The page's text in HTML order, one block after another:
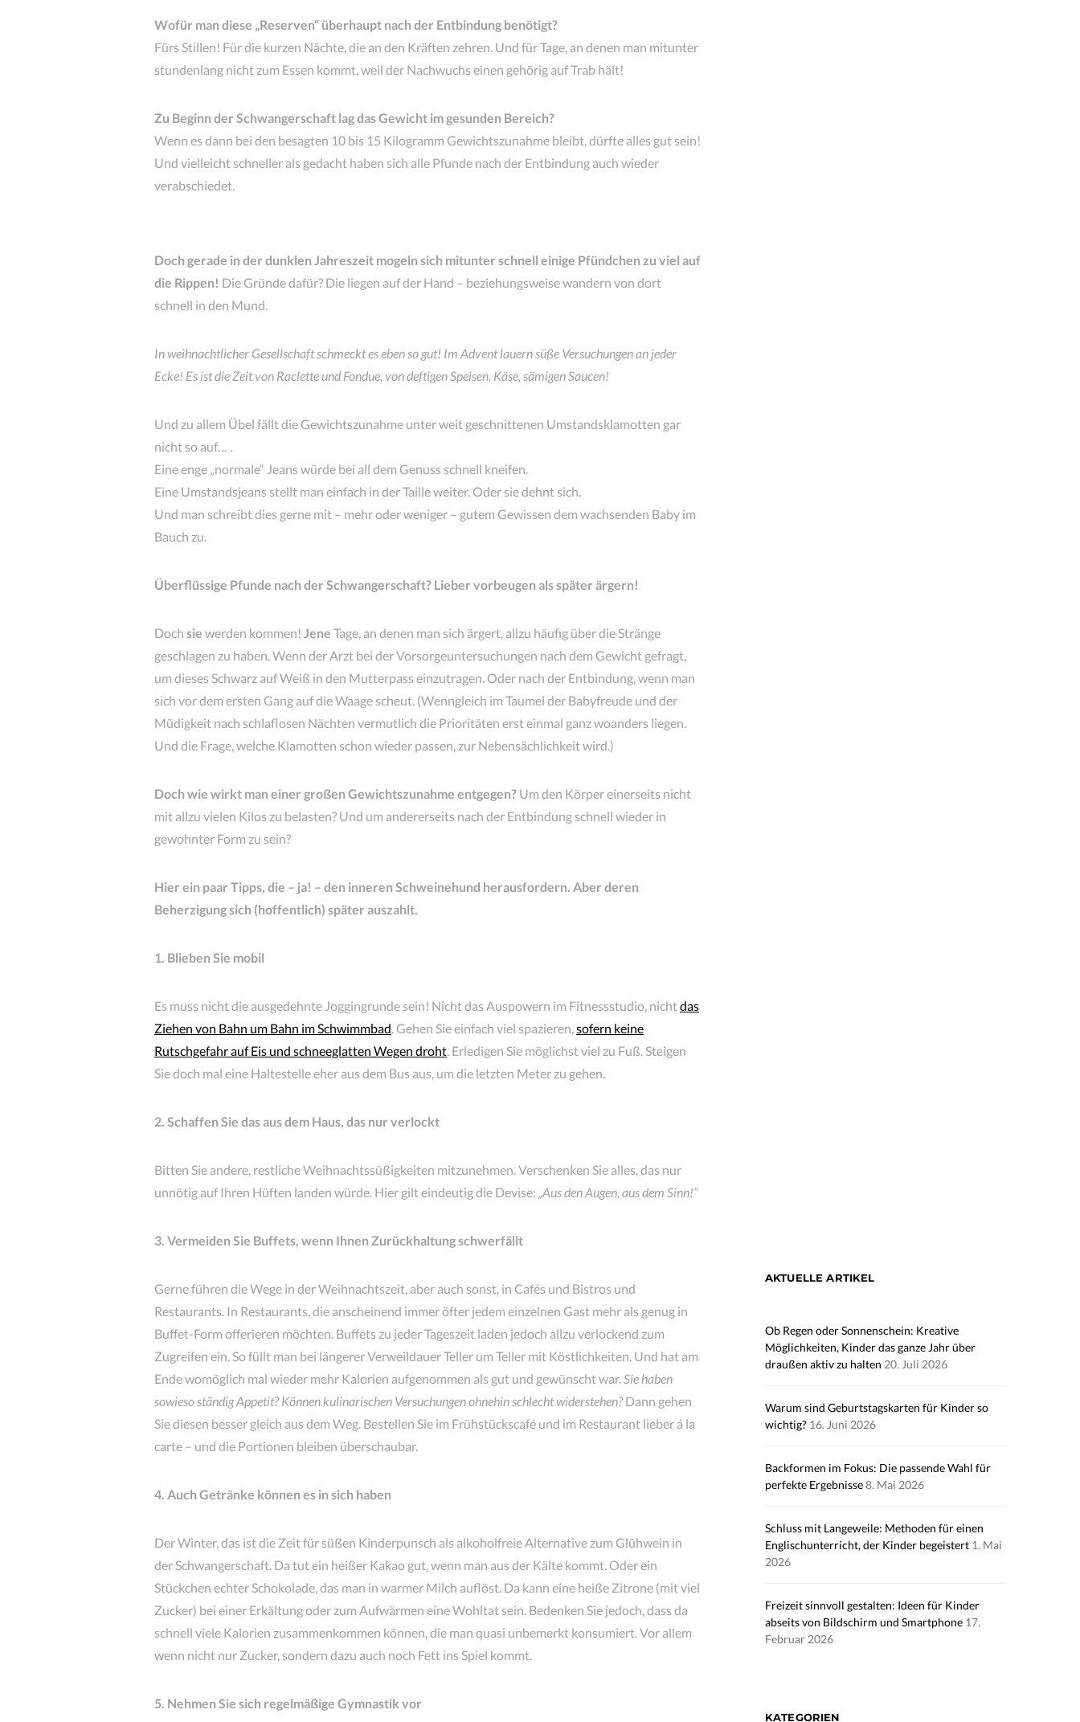
Wofür man diese „Reserven“ überhaupt nach der Entbindung benötigt?
Fürs Stillen! Für die kurzen Nächte, die an den Kräften zehren. Und für Tage, an denen man mitunter
stundenlang nicht zum Essen kommt, weil der Nachwuchs einen gehörig auf Trab hält!
Zu Beginn der Schwangerschaft lag das Gewicht im gesunden Bereich?
Wenn es dann bei den besagten 10 bis 15 Kilogramm Gewichtszunahme bleibt, dürfte alles gut sein!
Und vielleicht schneller als gedacht haben sich alle Pfunde nach der Entbindung auch wieder
verabschiedet.
Doch gerade in der dunklen Jahreszeit mogeln sich mitunter schnell einige Pfündchen zu viel auf
die Rippen! Die Gründe dafür? Die liegen auf der Hand – beziehungsweise wandern von dort
schnell in den Mund.
In weihnachtlicher Gesellschaft schmeckt es eben so gut! Im Advent lauern süße Versuchungen an jeder
Ecke! Es ist die Zeit von Raclette und Fondue, von deftigen Speisen, Käse, sämigen Saucen!
Und zu allem Übel fällt die Gewichtszunahme unter weit geschnittenen Umstandsklamotten gar
nicht so auf… .
Eine enge „normale“ Jeans würde bei all dem Genuss schnell kneifen.
Eine Umstandsjeans stellt man einfach in der Taille weiter. Oder sie dehnt sich.
Und man schreibt dies gerne mit – mehr oder weniger – gutem Gewissen dem wachsenden Baby im
Bauch zu.
Überflüssige Pfunde nach der Schwangerschaft? Lieber vorbeugen als später ärgern!
Doch sie werden kommen! Jene Tage, an denen man sich ärgert, allzu häufig über die Stränge
geschlagen zu haben. Wenn der Arzt bei der Vorsorgeuntersuchungen nach dem Gewicht gefragt,
um dieses Schwarz auf Weiß in den Mutterpass einzutragen. Oder nach der Entbindung, wenn man
sich vor dem ersten Gang auf die Waage scheut. (Wenngleich im Taumel der Babyfreude und der
Müdigkeit nach schlaflosen Nächten vermutlich die Prioritäten erst einmal ganz woanders liegen.
Und die Frage, welche Klamotten schon wieder passen, zur Nebensächlichkeit wird.)
Doch wie wirkt man einer großen Gewichtszunahme entgegen? Um den Körper einerseits nicht
mit allzu vielen Kilos zu belasten? Und um andererseits nach der Entbindung schnell wieder in
gewohnter Form zu sein?
Hier ein paar Tipps, die – ja! – den inneren Schweinehund herausfordern. Aber deren
Beherzigung sich (hoffentlich) später auszahlt.
1. Blieben Sie mobil
Es muss nicht die ausgedehnte Joggingrunde sein! Nicht das Auspowern im Fitnessstudio, nichtdas
Ziehen von Bahn um Bahn im Schwimmbad . Gehen Sie einfach viel spazieren, sofern keine
Rutschgefahr auf Eis und schneeglatten Wegen droht . Erledigen Sie möglichst viel zu Fuß. Steigen
Sie doch mal eine Haltestelle eher aus dem Bus aus, um die letzten Meter zu gehen.
2. Schaffen Sie das aus dem Haus, das nur verlockt
Bitten Sie andere, restliche Weihnachtssüßigkeiten mitzunehmen. Verschenken Sie alles, das nur
unnötig auf Ihren Hüften landen würde. Hier gilt eindeutig die Devise: „Aus den Augen, aus dem Sinn!“
3. Vermeiden Sie Buffets, wenn Ihnen Zurückhaltung schwerfällt
Gerne führen die Wege in der Weihnachtszeit, aber auch sonst, in Cafés und Bistros und
Restaurants. In Restaurants, die anscheinend immer öfter jedem einzelnen Gast mehr als genug in
Buffet-Form offerieren möchten. Buffets zu jeder Tageszeit laden jedoch allzu verlockend zum
Zugreifen ein. So füllt man bei längerer Verweildauer Teller um Teller mit Köstlichkeiten. Und hat am
Ende womöglich mal wieder mehr Kalorien aufgenommen als gut und gewünscht war. Sie haben
sowieso ständig Appetit? Können kulinarischen Versuchungen ohnehin schlecht widerstehen? Dann gehen
Sie diesen besser gleich aus dem Weg. Bestellen Sie im Frühstückscafé und im Restaurant lieber á la
carte – und die Portionen bleiben überschaubar.
4. Auch Getränke können es in sich haben
Der Winter, das ist die Zeit für süßen Kinderpunsch als alkoholfreie Alternative zum Glühwein in
der Schwangerschaft. Da tut ein heißer Kakao gut, wenn man aus der Kälte kommt. Oder ein
Stückchen echter Schokolade, das man in warmer Milch auflöst. Da kann eine heiße Zitrone (mit viel
Zucker) bei einer Erkältung oder zum Aufwärmen eine Wohltat sein. Bedenken Sie jedoch, dass da
schnell viele Kalorien zusammenkommen können, die man quasi unbemerkt konsumiert. Vor allem
wenn nicht nur Zucker, sondern dazu auch noch Fett ins Spiel kommt.
5. Nehmen Sie sich regelmäßige Gymnastik vor
AKTUELLE ARTIKEL
Ob Regen oder Sonnenschein: Kreative
Möglichkeiten, Kinder das ganze Jahr über
draußen aktiv zu halten 20. Juli 2026
Warum sind Geburtstagskarten für Kinder so
wichtig? 16. Juni 2026
Backformen im Fokus: Die passende Wahl für
perfekte Ergebnisse8. Mai 2026
Schluss mit Langeweile: Methoden für einen
Englischunterricht, der Kinder begeistert 1. Mai
2026
Freizeit sinnvoll gestalten: Ideen für Kinder
abseits von Bildschirm und Smartphone 17.
Februar 2026
KATEGORIEN